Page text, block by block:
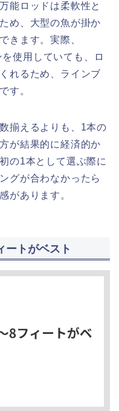
能ロッドは柔軟性と
め、大型の魚が掛か
きます。実際、
使用していても、ロ
れるため、ラインブ
す。
揃えるよりも、1本の
が結果的に経済的か
の1本として選ぶ際に
グが合わなかったら
があります。
ートがベスト